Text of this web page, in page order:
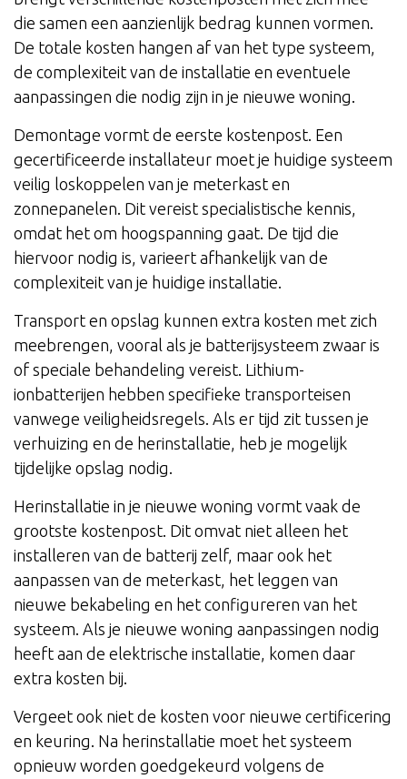
die samen een aanzienlijk bedrag kunnen vormen.
De totale kosten hangen af van het type systeem,
de complexiteit van de installatie en eventuele
aanpassingen die nodig zijn in je nieuwe woning.
Demontage vormt de eerste kostenpost. Een
gecertificeerde installateur moet je huidige systeem
veilig loskoppelen van je meterkast en
zonnepanelen. Dit vereist specialistische kennis,
omdat het om hoogspanning gaat. De tijd die
hiervoor nodig is, varieert afhankelijk van de
complexiteit van je huidige installatie.
Transport en opslag kunnen extra kosten met zich
meebrengen, vooral als je batterijsysteem zwaar is
of speciale behandeling vereist. Lithium-
ionbatterijen hebben specifieke transporteisen
vanwege veiligheidsregels. Als er tijd zit tussen je
verhuizing en de herinstallatie, heb je mogelijk
tijdelijke opslag nodig.
Herinstallatie in je nieuwe woning vormt vaak de
grootste kostenpost. Dit omvat niet alleen het
installeren van de batterij zelf, maar ook het
aanpassen van de meterkast, het leggen van
nieuwe bekabeling en het configureren van het
systeem. Als je nieuwe woning aanpassingen nodig
heeft aan de elektrische installatie, komen daar
extra kosten bij.
Vergeet ook niet de kosten voor nieuwe certificering
en keuring. Na herinstallatie moet het systeem
opnieuw worden goedgekeurd volgens de